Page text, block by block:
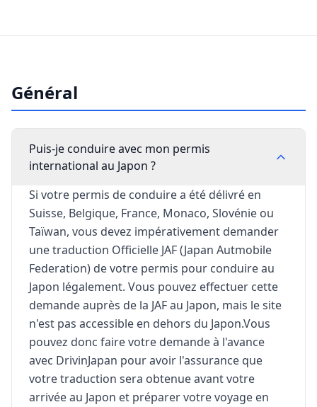
Général
Puis-je conduire avec mon permis
international au Japon ?
Si votre permis de conduire a été délivré en
Suisse, Belgique, France, Monaco, Slovénie ou
Taïwan, vous devez impérativement demander
une traduction Officielle JAF (Japan Autmobile
Federation) de votre permis pour conduire au
Japon légalement. Vous pouvez effectuer cette
demande auprès de la JAF au Japon, mais le site
n'est pas accessible en dehors du Japon.Vous
pouvez donc faire votre demande à l'avance
avec DrivinJapan pour avoir l'assurance que
votre traduction sera obtenue avant votre
arrivée au Japon et préparer votre voyage en